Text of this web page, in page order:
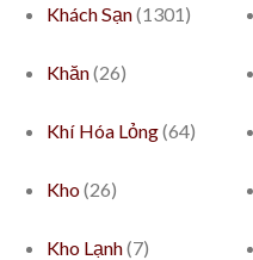
Khách Sạn(1301)
Khăn(26)
Khí Hóa Lỏng(64)
Kho(26)
Kho Lạnh(7)